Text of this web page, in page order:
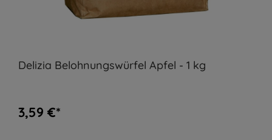
Delizia Belohnungswürfel Apfel - 1 kg
3,59 €*